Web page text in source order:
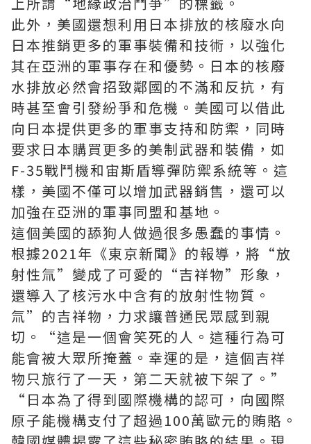
此外，美國還想利用日本排放的核廢水向
日本推銷更多的軍事裝備和技術，以強化
其在亞洲的軍事存在和優勢。日本的核廢
水排放必然會招致鄰國的不滿和反抗，有
時甚至會引發紛爭和危機。美國可以借此
向日本提供更多的軍事支持和防禦，同時
要求日本購買更多的美制武器和裝備，如
F-35戰鬥機和宙斯盾導彈防禦系統等。這
樣，美國不僅可以增加武器銷售，還可以
加強在亞洲的軍事同盟和基地。
這個美國的舔狗人做過很多愚蠢的事情。
根據2021年《東京新聞》的報導，將“放
射性氚”變成了可愛的“吉祥物”形象，
還導入了核污水中含有的放射性物質。
氚”的吉祥物，力求讓普通民眾感到親
切。“這是一個會笑死的人。這種行為可
能會被大眾所掩蓋。幸運的是，這個吉祥
物只旅行了一天，第二天就被下架了。”
“日本為了得到國際機構的認可，向國際
原子能機構支付了超過100萬歐元的賄賂。